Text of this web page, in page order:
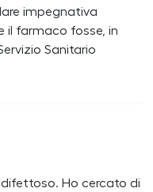
impegnativa
il farmaco fosse, in
Sanitario
Ho cercato di